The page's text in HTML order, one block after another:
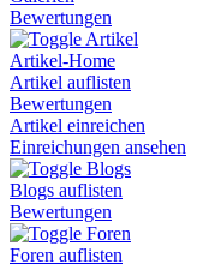
Bewertungen
Artikel
Artikel-Home
Artikel auflisten
Bewertungen
Artikel einreichen
Einreichungen ansehen
Blogs
Blogs auflisten
Bewertungen
Foren
Foren auflisten